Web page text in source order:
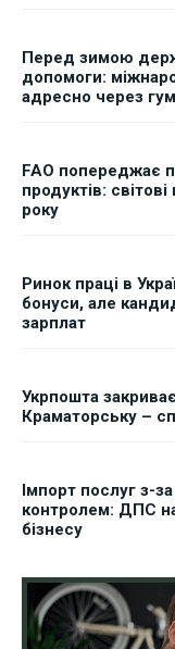
Перед зимою
допомоги:
адресно через
FAO попереджає
продуктів:
року
Ринок праці в
бонуси, але
зарплат
Укрпошта
Краматорську –
Імпорт послуг з-
контролем: ДПС
бізнесу